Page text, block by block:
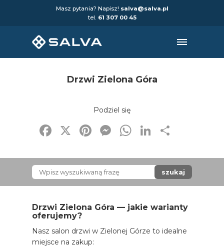
Masz pytania? Napisz! salva@salva.pl
tel. 61 307 00 45
Drzwi Zielona Góra
Podziel się
Facebook
X Pinterest
Messenger
WhatsApp
LinkedIn
szukaj
Drzwi Zielona Góra — jakie warianty
oferujemy?
Nasz salon drzwi w Zielonej Górze to idealne
miejsce na zakup: